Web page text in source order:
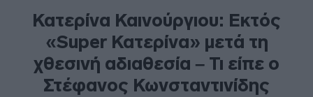
Κατερίνα Καινούργιου: Εκτός
«Super Κατερίνα» μετά τη
χθεσινή αδιαθεσία – Τι είπε ο
Στέφανος Κωνσταντινίδης